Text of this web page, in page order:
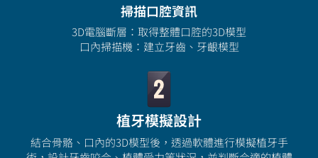
掃描口腔資訊
3D電腦斷層：取得整體口腔的3D模型
口內掃描機：建立牙齒、牙齦模型
植牙模擬設計
結合骨骼、口內的3D模型後，透過軟體進行模擬植牙手